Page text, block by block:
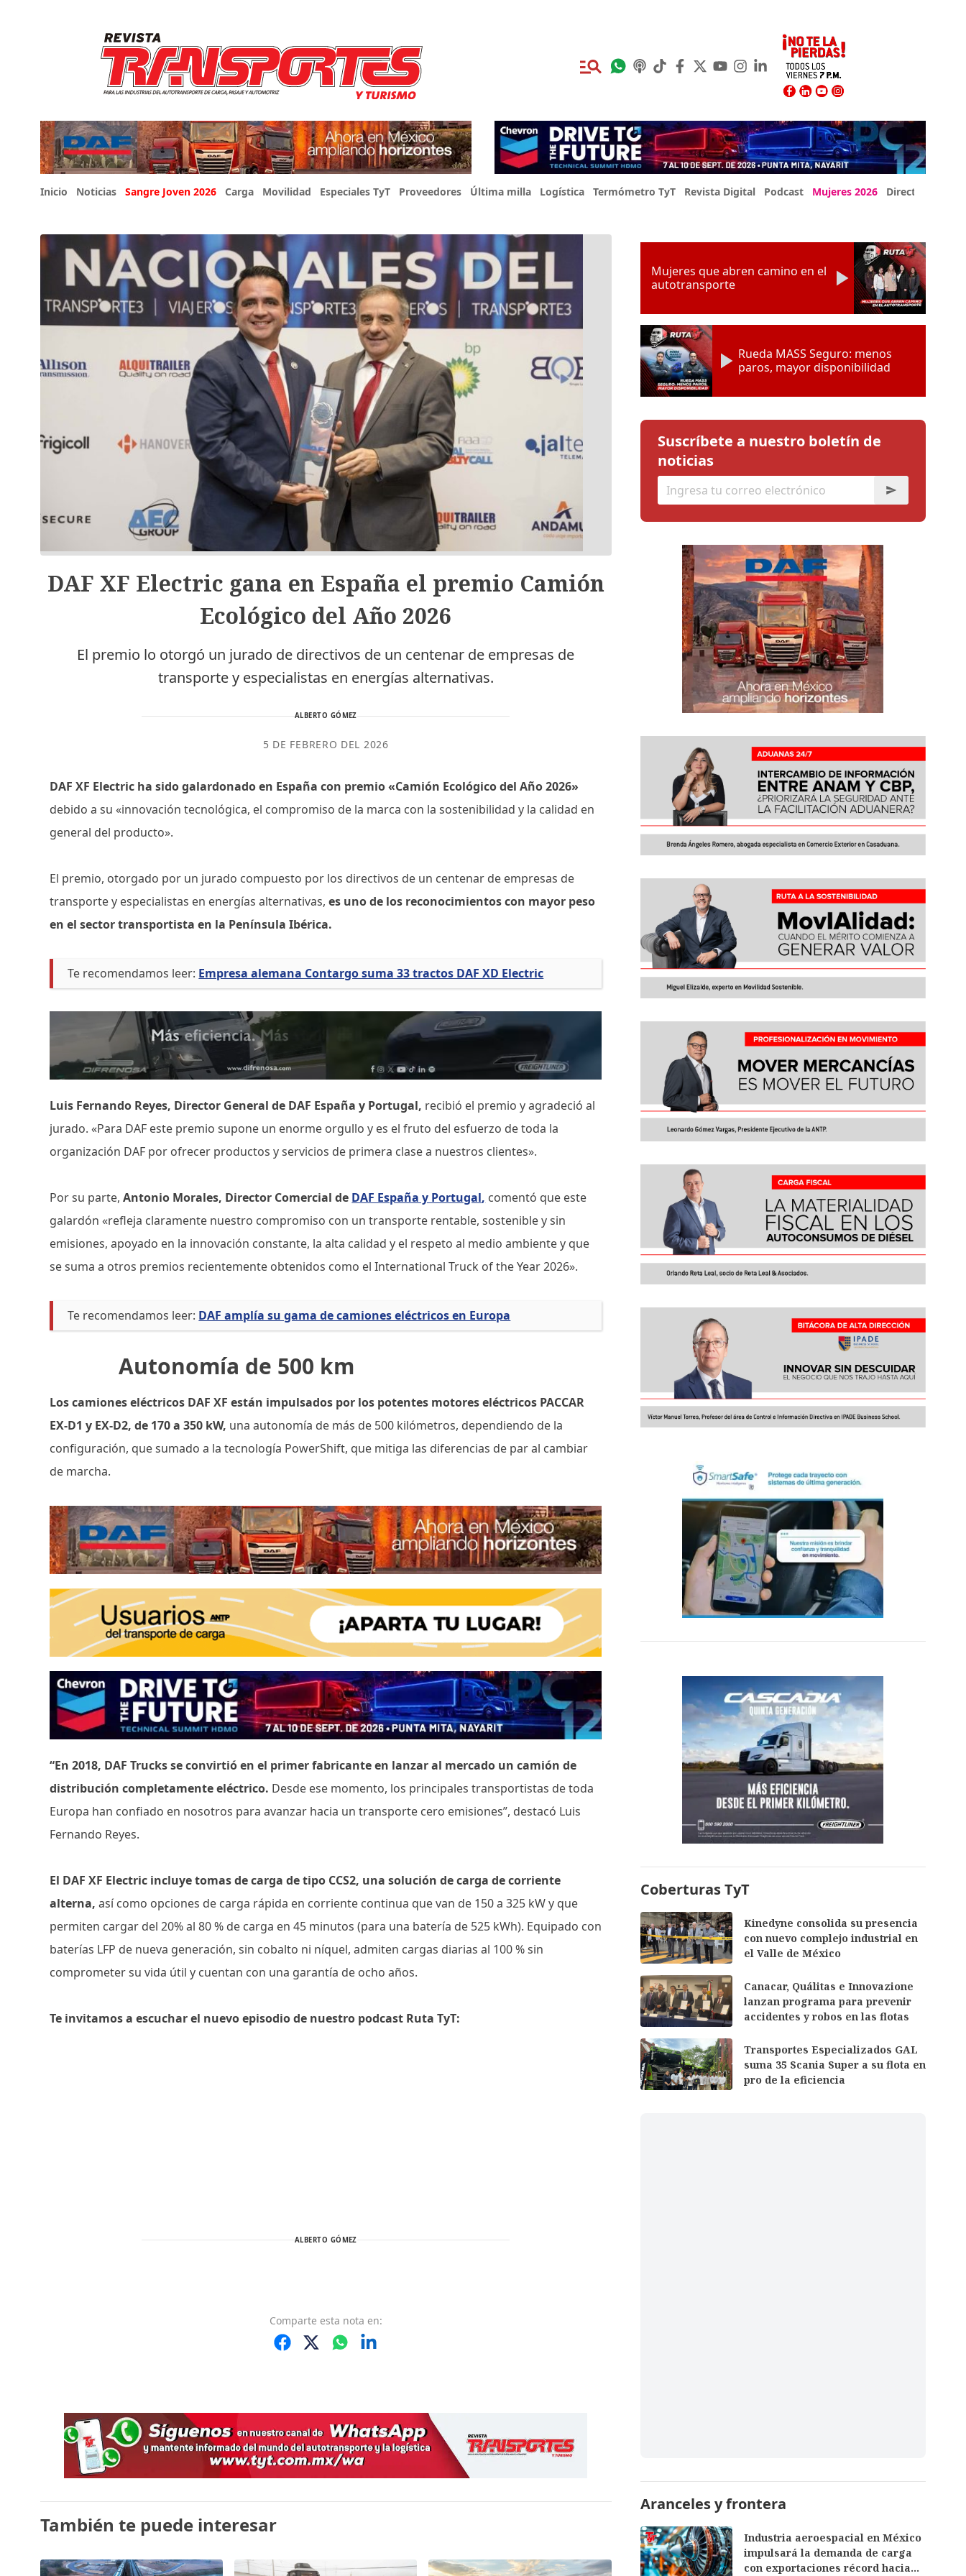
Inicio Noticias Sangre Joven 2026 Carga Movilidad Especiales TyT Proveedores Última milla Logística Termómetro TyT Revista Digital Podcast Mujeres 2026 Directorio Expo
DAF XF Electric gana en España el premio Camión
Ecológico del Año 2026
El premio lo otorgó un jurado de directivos de un centenar de empresas de
transporte y especialistas en energías alternativas.
ALBERTO GÓMEZ
5 DE FEBRERO DEL 2026
DAF XF Electric ha sido galardonado en España con premio «Camión Ecológico del Año 2026»
debido a su «innovación tecnológica, el compromiso de la marca con la sostenibilidad y la calidad en
general del producto».
El premio, otorgado por un jurado compuesto por los directivos de un centenar de empresas de
transporte y especialistas en energías alternativas,es uno de los reconocimientos con mayor peso
en el sector transportista en la Península Ibérica.
Te recomendamos leer: Empresa alemana Contargo suma 33 tractos DAF XD Electric
Luis Fernando Reyes, Director General de DAF España y Portugal, recibió el premio y agradeció al
jurado. «Para DAF este premio supone un enorme orgullo y es el fruto del esfuerzo de toda la
organización DAF por ofrecer productos y servicios de primera clase a nuestros clientes».
Por su parte, Antonio Morales, Director Comercial de DAF España y Portugal, comentó que este
galardón «refleja claramente nuestro compromiso con un transporte rentable, sostenible y sin
emisiones, apoyado en la innovación constante, la alta calidad y el respeto al medio ambiente y que
se suma a otros premios recientemente obtenidos como el International Truck of the Year 2026».
Te recomendamos leer: DAF amplía su gama de camiones eléctricos en Europa
Autonomía de 500 km
Los camiones eléctricos DAF XF están impulsados por los potentes motores eléctricos PACCAR
EX-D1 y EX-D2, de 170 a 350 kW, una autonomía de más de 500 kilómetros, dependiendo de la
configuración, que sumado a la tecnología PowerShift, que mitiga las diferencias de par al cambiar
de marcha.
“En 2018, DAF Trucks se convirtió en el primer fabricante en lanzar al mercado un camión de
distribución completamente eléctrico. Desde ese momento, los principales transportistas de toda
Europa han confiado en nosotros para avanzar hacia un transporte cero emisiones”, destacó Luis
Fernando Reyes.
El DAF XF Electric incluye tomas de carga de tipo CCS2, una solución de carga de corriente
alterna, así como opciones de carga rápida en corriente continua que van de 150 a 325 kW y que
permiten cargar del 20% al 80 % de carga en 45 minutos (para una batería de 525 kWh). Equipado con
baterías LFP de nueva generación, sin cobalto ni níquel, admiten cargas diarias al 100 % sin
comprometer su vida útil y cuentan con una garantía de ocho años.
Te invitamos a escuchar el nuevo episodio de nuestro podcast Ruta TyT:
ALBERTO GÓMEZ
Comparte esta nota en:
También te puede interesar
Mujeres que abren camino en el
autotransporte
Rueda MASS Seguro: menos
paros, mayor disponibilidad
Suscríbete a nuestro boletín de
noticias
Coberturas TyT
Kinedyne consolida su presencia
con nuevo complejo industrial en
el Valle de México
Canacar, Quálitas e Innovazione
lanzan programa para prevenir
accidentes y robos en las flotas
Transportes Especializados GAL
suma 35 Scania Super a su flota en
pro de la eficiencia
Aranceles y frontera
Industria aeroespacial en México
impulsará la demanda de carga
con exportaciones récord hacia